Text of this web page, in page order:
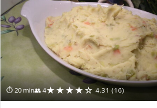
⏱ 20 min👥 4★★★★☆ 4.31 (16)